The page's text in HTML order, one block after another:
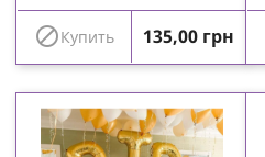
Купить Цена
135,00 грн